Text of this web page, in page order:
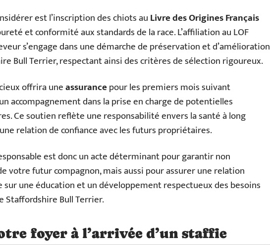
est l’inscription des chiots auLivre des Origines Français
et conformité aux standards de la race. L’affiliation au LOF
s’engage dans une démarche de préservation et d’amélioration
Bull Terrier, respectant ainsi des critères de sélection rigoureux.
offrira uneassurancepour les premiers mois suivant
accompagnement dans la prise en charge de potentielles
Ce soutien reflète une responsabilité envers la santé à long
relation de confiance avec les futurs propriétaires.
est donc un acte déterminant pour garantir non
votre futur compagnon, mais aussi pour assurer une relation
une éducation et un développement respectueux des besoins
Staffordshire Bull Terrier.
foyer à l’arrivée d’un staffie